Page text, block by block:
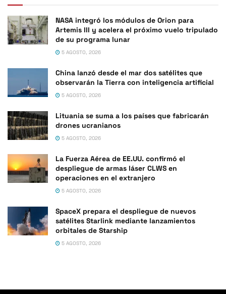
NASA integró los módulos de Orion para
Artemis III y acelera el próximo vuelo tripulado
de su programa lunar
5 AGOSTO, 2026
China lanzó desde el mar dos satélites que
observarán la Tierra con inteligencia artificial
5 AGOSTO, 2026
Lituania se suma a los países que fabricarán
drones ucranianos
5 AGOSTO, 2026
La Fuerza Aérea de EE.UU. confirmó el
despliegue de armas láser CLWS en
operaciones en el extranjero
5 AGOSTO, 2026
SpaceX prepara el despliegue de nuevos
satélites Starlink mediante lanzamientos
orbitales de Starship
5 AGOSTO, 2026